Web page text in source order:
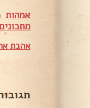
אמהות
אהבת